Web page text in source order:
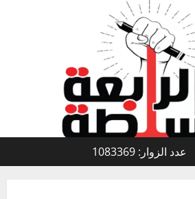
عدد الزوار: 1083369